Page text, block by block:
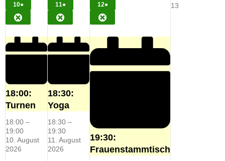
1010.
AUGUST
2026
●(1
VERANSTALTUNG)
18:00:
Turnen
18:00 –
19:00
10. August
2026
1111.
AUGUST
2026
●(1
VERANSTALTUNG)
18:30:
Yoga
18:30 –
19:30
11. August
2026
1212.
AUGUST
2026
●(1
VERANSTALTUNG)
19:30:
Frauenstammtisch
13